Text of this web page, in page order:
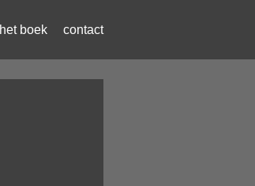
contact
het boek